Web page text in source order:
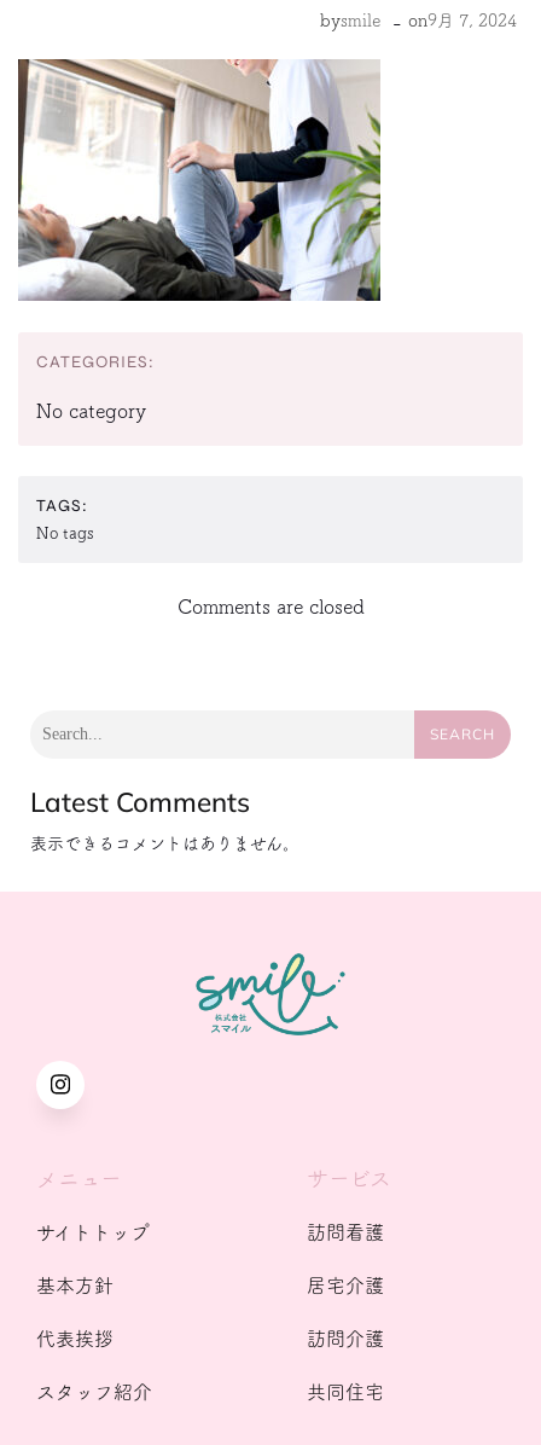
bysmile - on9月 7, 2024
CATEGORIES:
No category
TAGS:
No tags
Comments are closed
SEARCH
Latest Comments
表示できるコメントはありません。
メニュー
サイトトップ
基本方針
代表挨拶
スタッフ紹介
サービス
訪問看護
居宅介護
訪問介護
共同住宅